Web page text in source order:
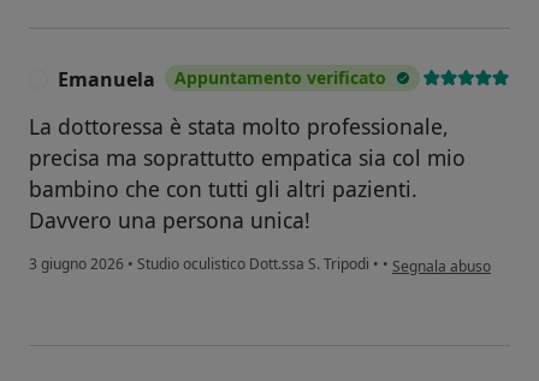
Emanuela Appuntamento verificato
La dottoressa è stata molto professionale,
precisa ma soprattutto empatica sia col mio
bambino che con tutti gli altri pazienti.
Davvero una persona unica!
3 giugno 2026 • Studio oculistico Dott.ssa S. Tripodi • • secondo l'opinione
Segnala abuso